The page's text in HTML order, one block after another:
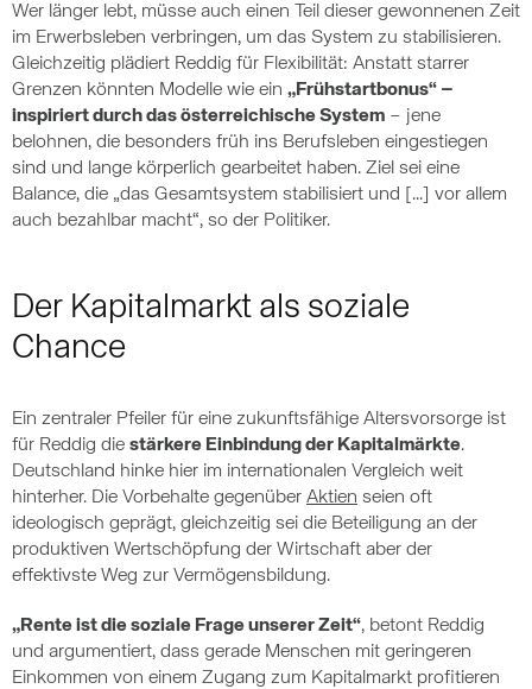
Wer länger lebt, müsse auch einen Teil dieser gewonnenen Zeit
im Erwerbsleben verbringen, um das System zu stabilisieren.
Gleichzeitig plädiert Reddig für Flexibilität: Anstatt starrer
Grenzen könnten Modelle wie ein „Frühstartbonus“ –
inspiriert durch das österreichische System – jene
belohnen, die besonders früh ins Berufsleben eingestiegen
sind und lange körperlich gearbeitet haben. Ziel sei eine
Balance, die „das Gesamtsystem stabilisiert und [...] vor allem
auch bezahlbar macht“, so der Politiker.
Der Kapitalmarkt als soziale
Chance
Ein zentraler Pfeiler für eine zukunftsfähige Altersvorsorge ist
für Reddig die stärkere Einbindung der Kapitalmärkte.
Deutschland hinke hier im internationalen Vergleich weit
hinterher. Die Vorbehalte gegenüber Aktien seien oft
ideologisch geprägt, gleichzeitig sei die Beteiligung an der
produktiven Wertschöpfung der Wirtschaft aber der
effektivste Weg zur Vermögensbildung.
„Rente ist die soziale Frage unserer Zeit“, betont Reddig
und argumentiert, dass gerade Menschen mit geringeren
Einkommen von einem Zugang zum Kapitalmarkt profitieren